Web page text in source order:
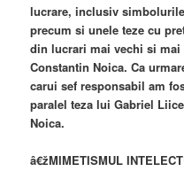
lucrare, inclusiv
precum si unele teze cu
din lucrari mai vechi si
Constantin Noica. Ca
carui sef responsabil am
paralel teza lui Gabriel
Noica.
â€žMIMETISMUL